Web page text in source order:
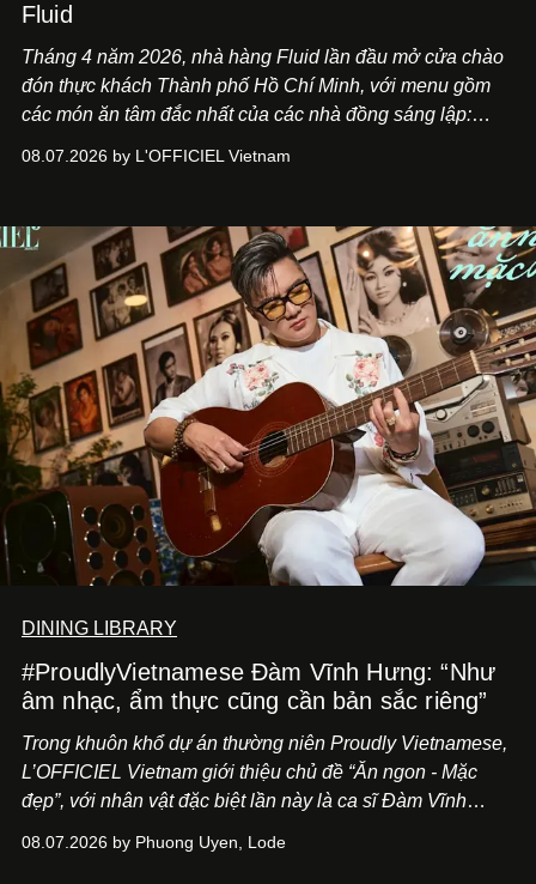
Fluid
Tháng 4 năm 2026, nhà hàng Fluid lần đầu mở cửa chào
đón thực khách Thành phố Hồ Chí Minh, với menu gồm
các món ăn tâm đắc nhất của các nhà đồng sáng lập:
món ăn đa dạng từ Á đến Âu nhanh chóng được yêu thích
mang đến niềm vui cho thực khách.
08.07.2026 by L'OFFICIEL Vietnam
DINING LIBRARY
#ProudlyVietnamese Đàm Vĩnh Hưng: “Như
âm nhạc, ẩm thực cũng cần bản sắc riêng”
Trong khuôn khổ dự án thường niên Proudly Vietnamese,
L’OFFICIEL Vietnam giới thiệu chủ đề “Ăn ngon - Mặc
đẹp”, với nhân vật đặc biệt lần này là ca sĩ Đàm Vĩnh
Cà Phê Cà Pháo mang dấu ấn Indochine hoài niệm, thu
08.07.2026 by Phuong Uyen, Lode